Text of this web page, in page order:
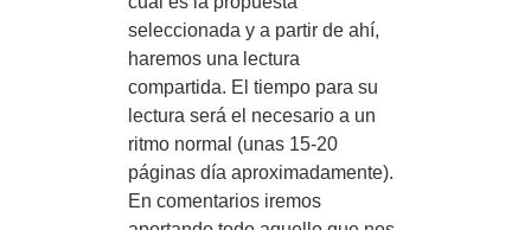
seleccionada y a partir de ahí,
haremos una lectura
compartida. El tiempo para su
lectura será el necesario a un
ritmo normal (unas 15-20
páginas día aproximadamente).
En comentarios iremos